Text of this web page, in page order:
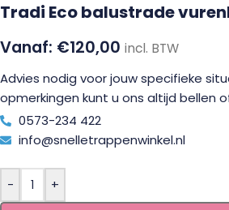
Tradi Eco balustrade
€120,00 incl. BTW
Advies nodig voor jouw specifieke
opmerkingen kunt u ons altijd bellen
0573-234 422
info@snelletrappenwinkel.nl
- +